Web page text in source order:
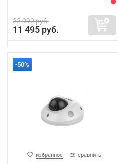
22 990 руб.
11 495 руб.
-50%
избранное сравнить